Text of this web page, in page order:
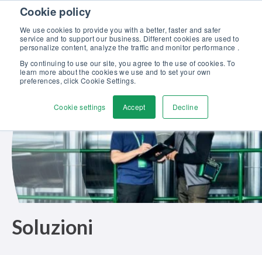
Cookie policy
We use cookies to provide you with a better, faster and safer
service and to support our business. Different cookies are used to
personalize content, analyze the traffic and monitor performance .
By continuing to use our site, you agree to the use of cookies. To
learn more about the cookies we use and to set your own
preferences, click Cookie Settings.
Cookie settings Accept Decline
Skip to content
Scopri la nostra nuova brochure Soluzioni Beamex per l’eccellenza
Contattaci
Soluzioni